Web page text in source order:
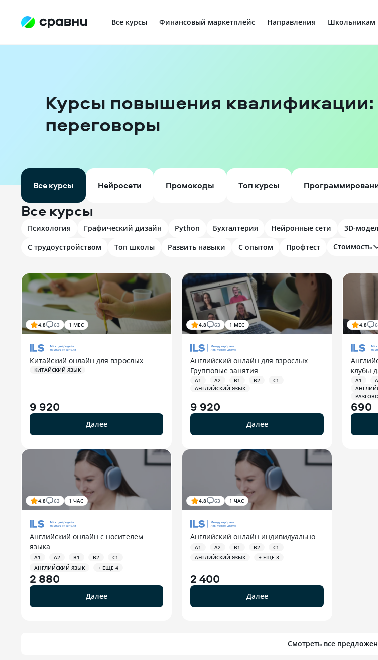
Все курсы Финансовый маркетплейс Направления Школьникам
Курсы повышения квалификации:
переговоры
Все курсы Нейросети Промокоды Топ курсы
Все курсы
Психология Графический дизайн Python Бухгалтерия Нейронные сети 3D-
С трудоустройством
Топ школы Развить навыки С опытом Профтест Стоимость
4.8 63 1 МЕС
Китайский онлайн для взрослых
КИТАЙСКИЙ ЯЗЫК
9 920
Далее
4.8 63 1 МЕС
Английский онлайн для взрослых.
Групповые занятия
A1 A2 B1 B2
C1
АНГЛИЙСКИЙ ЯЗЫК
9 920
Далее
4.8
клубы
A1
690
4.8 63 1 ЧАС
Английский онлайн с носителем
языка
A1 A2 B1 B2
C1
АНГЛИЙСКИЙ ЯЗЫК
+ ЕЩЕ 4
2 880
Далее
4.8 63 1 ЧАС
Английский онлайн индивидуально
A1 A2 B1 B2
C1
АНГЛИЙСКИЙ ЯЗЫК
+ ЕЩЕ 3
2 400
Далее
Смотреть все